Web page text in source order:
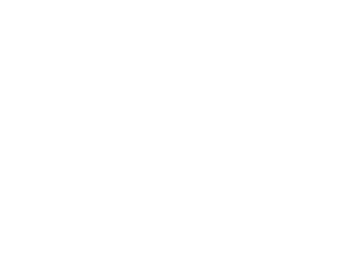
profissionais do corpo clínico do Hospital Israelita
adquirido em três eixos: Sumarização da história,